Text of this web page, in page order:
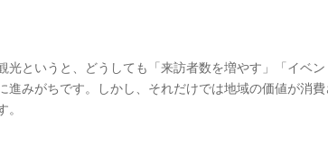
光というと、どうしても「来訪者数を増やす」「イベ
進みがちです。しかし、それだけでは地域の価値が消
。